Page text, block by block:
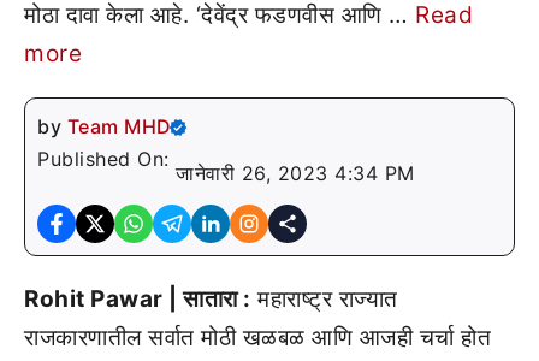
मोठा दावा केला आहे. ‘देवेंद्र फडणवीस आणि … Read
more
by Team MHD
Published On:
जानेवारी 26, 2023 4:34 PM
Rohit Pawar | सातारा : महाराष्ट्र राज्यात
राजकारणातील सर्वात मोठी खळबळ आणि आजही चर्चा होत